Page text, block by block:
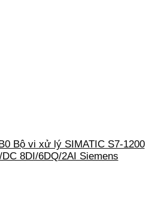
Bộ vi xử lý SIMATIC S7-1200
8DI/6DQ/2AI Siemens